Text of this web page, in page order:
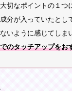
切なポイントの１つ
分が入っていたとし
いように感じてしま
のタッチアップをお